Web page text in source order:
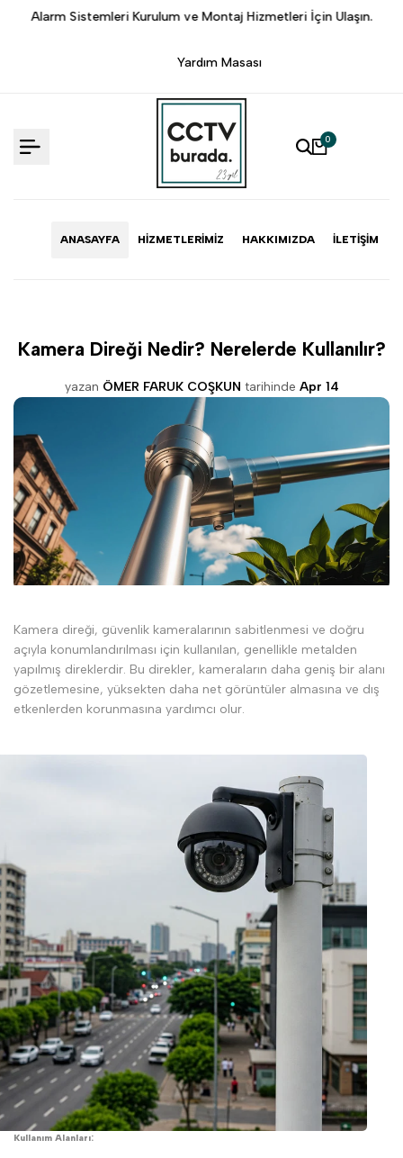
İçeriğeAlarm Sistemleri Kurulum ve Montaj Hizmetleri İçin Ulaşın.
Yardım Masası
0
ANASAYFA HIZMETLERIMIZ HAKKIMIZDA İLETIŞIM
Kamera Direği Nedir? Nerelerde Kullanılır?
yazan ÖMER FARUK COŞKUN tarihinde Apr 14
Kamera direği, güvenlik kameralarının sabitlenmesi ve doğru
açıyla konumlandırılması için kullanılan, genellikle metalden
yapılmış direklerdir. Bu direkler, kameraların daha geniş bir alanı
gözetlemesine, yüksekten daha net görüntüler almasına ve dış
etkenlerden korunmasına yardımcı olur.
Kullanım Alanları: